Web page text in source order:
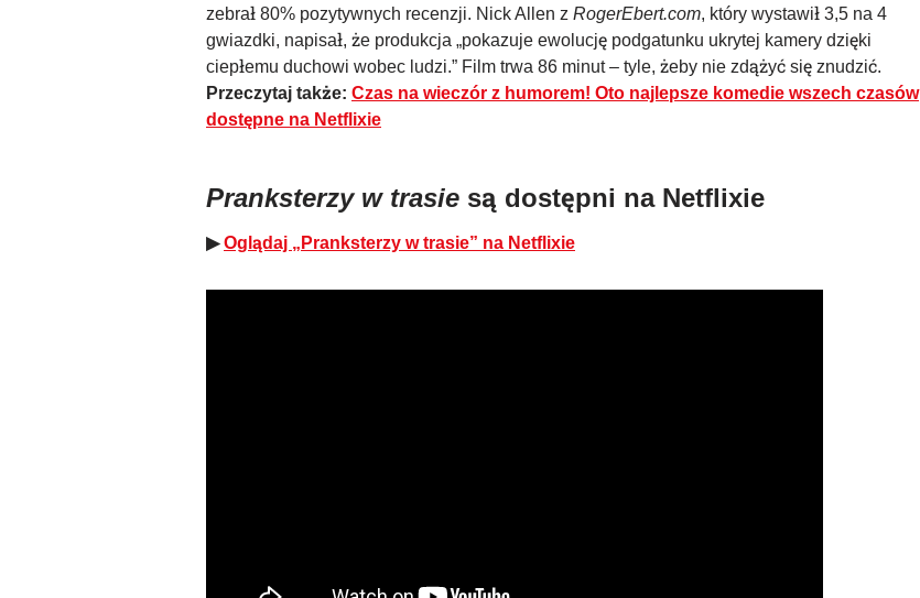
zebrał 80% pozytywnych recenzji. Nick Allen z RogerEbert.com, który wystawił 3,5 na 4
gwiazdki, napisał, że produkcja „pokazuje ewolucję podgatunku ukrytej kamery dzięki
ciepłemu duchowi wobec ludzi.” Film trwa 86 minut – tyle, żeby nie zdążyć się znudzić.
Przeczytaj także: Czas na wieczór z humorem! Oto najlepsze komedie wszech czasów
dostępne na Netflixie
Pranksterzy w trasie są dostępni na Netflixie
▶Oglądaj „Pranksterzy w trasie” na Netflixie